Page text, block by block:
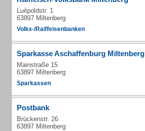
Luitpoldstr. 1
63897 Miltenberg
Volks-/Raiffeisenbanken
Sparkasse Aschaffenburg Miltenberg
Mainstraße 15
63897 Miltenberg
Sparkassen
Postbank
Brückenstr. 26
63897 Miltenberg